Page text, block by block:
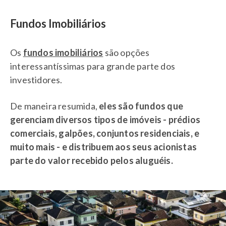
Fundos Imobiliários
Os fundos imobiliários são opções
interessantíssimas para grande parte dos
investidores.
De maneira resumida, eles são fundos que
gerenciam diversos tipos de imóveis - prédios
comerciais, galpões, conjuntos residenciais, e
muito mais - e distribuem aos seus acionistas
parte do valor recebido pelos aluguéis.